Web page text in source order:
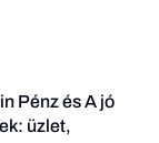
Pénz és A jó
üzlet,